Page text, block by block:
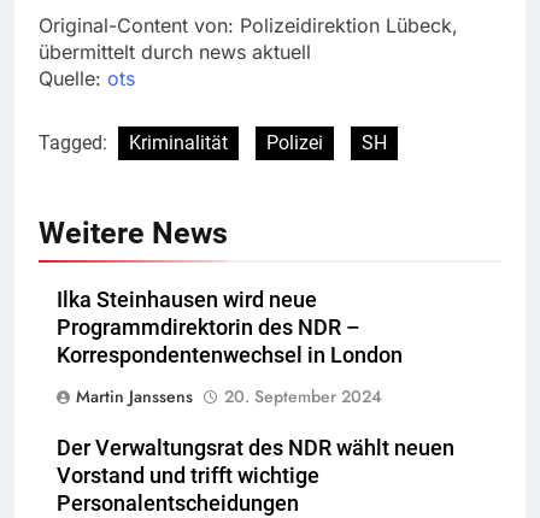
Original-Content von: Polizeidirektion Lübeck,
übermittelt durch news aktuell
Quelle: ots
Tagged: Kriminalität Polizei SH
Weitere News
Ilka Steinhausen wird neue
Programmdirektorin des NDR –
Korrespondentenwechsel in London
Martin Janssens
20. September 2024
Der Verwaltungsrat des NDR wählt neuen
Vorstand und trifft wichtige
Personalentscheidungen